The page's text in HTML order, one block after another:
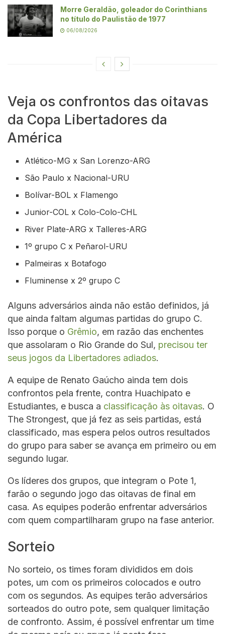
Morre Geraldão, goleador do Corinthians
no título do Paulistão de 1977
06/08/2026
Veja os confrontos das oitavas
da Copa Libertadores da
América
Atlético-MG x San Lorenzo-ARG
São Paulo x Nacional-URU
Bolívar-BOL x Flamengo
Junior-COL x Colo-Colo-CHL
River Plate-ARG x Talleres-ARG
1º grupo C x Peñarol-URU
Palmeiras x Botafogo
Fluminense x 2º grupo C
Alguns adversários ainda não estão definidos, já
que ainda faltam algumas partidas do grupo C.
Isso porque o Grêmio, em razão das enchentes
que assolaram o Rio Grande do Sul, precisou ter
seus jogos da Libertadores adiados.
A equipe de Renato Gaúcho ainda tem dois
confrontos pela frente, contra Huachipato e
Estudiantes, e busca a classificação às oitavas. O
The Strongest, que já fez as seis partidas, está
classificado, mas espera pelos outros resultados
do grupo para saber se avança em primeiro ou em
segundo lugar.
Os líderes dos grupos, que integram o Pote 1,
farão o segundo jogo das oitavas de final em
casa. As equipes poderão enfrentar adversários
com quem compartilharam grupo na fase anterior.
Sorteio
No sorteio, os times foram divididos em dois
potes, um com os primeiros colocados e outro
com os segundos. As equipes terão adversários
sorteados do outro pote, sem qualquer limitação
de confronto. Assim, é possível enfrentar um time